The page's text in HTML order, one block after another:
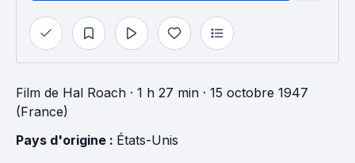
Film de Hal Roach · 1 h 27 min · 15 octobre 1947
(France)
Pays d'origine : États-Unis